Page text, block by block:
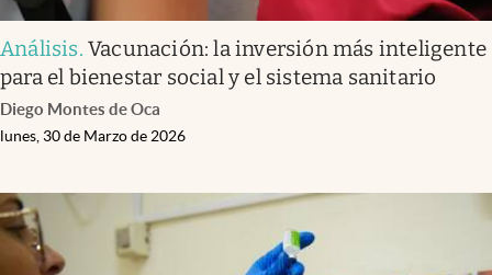
Análisis.Vacunación: la inversión más inteligente
para el bienestar social y el sistema sanitario
Diego Montes de Oca
lunes, 30 de Marzo de 2026